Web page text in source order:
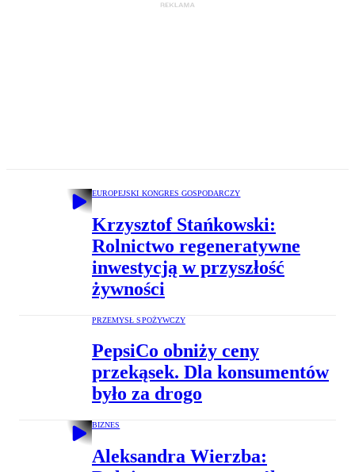
EUROPEJSKI KONGRES GOSPODARCZY
Krzysztof Stańkowski:
Rolnictwo regeneratywne
inwestycją w przyszłość
żywności
PRZEMYSŁ SPOŻYWCZY
PepsiCo obniży ceny
przekąsek. Dla konsumentów
było za drogo
BIZNES
Aleksandra Wierzba: